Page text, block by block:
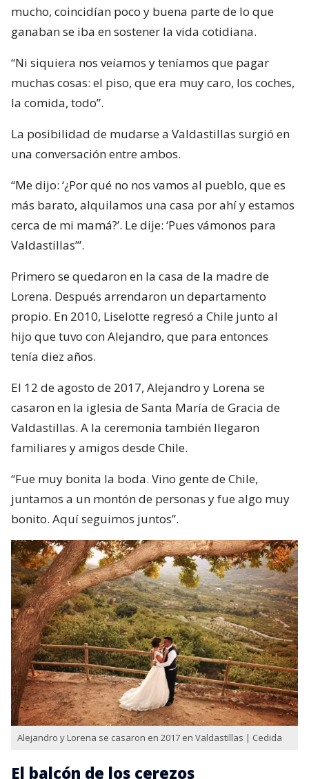
mucho, coincidían poco y buena parte de lo que
ganaban se iba en sostener la vida cotidiana.
“Ni siquiera nos veíamos y teníamos que pagar
muchas cosas: el piso, que era muy caro, los coches,
la comida, todo”.
La posibilidad de mudarse a Valdastillas surgió en
una conversación entre ambos.
“Me dijo: ‘¿Por qué no nos vamos al pueblo, que es
más barato, alquilamos una casa por ahí y estamos
cerca de mi mamá?’. Le dije: ‘Pues vámonos para
Valdastillas’”.
Primero se quedaron en la casa de la madre de
Lorena. Después arrendaron un departamento
propio. En 2010, Liselotte regresó a Chile junto al
hijo que tuvo con Alejandro, que para entonces
tenía diez años.
El 12 de agosto de 2017, Alejandro y Lorena se
casaron en la iglesia de Santa María de Gracia de
Valdastillas. A la ceremonia también llegaron
familiares y amigos desde Chile.
“Fue muy bonita la boda. Vino gente de Chile,
juntamos a un montón de personas y fue algo muy
bonito. Aquí seguimos juntos”.
Alejandro y Lorena se casaron en 2017 en Valdastillas | Cedida
El balcón de los cerezos